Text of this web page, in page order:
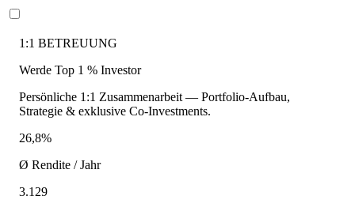
1:1 BETREUUNG
Werde Top 1 % Investor
Persönliche 1:1 Zusammenarbeit — Portfolio-Aufbau,
Strategie & exklusive Co-Investments.
26,8%
Ø Rendite / Jahr
3.129